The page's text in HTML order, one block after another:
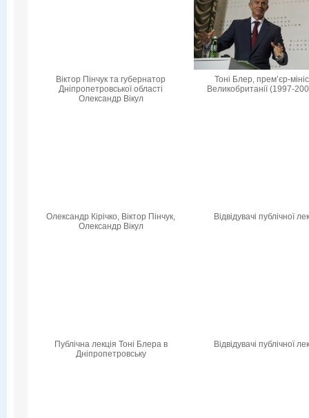
Віктор Пінчук та губернатор
Дніпропетровської області
Олександр Вікул
Тоні Блер, прем’єр-
Великобританії (1997-
Олександр Кірічко, Віктор Пінчук,
Олександр Вікул
Відвідувачі публічної
Публічна лекція Тоні Блера в
Дніпропетровську
Відвідувачі публічної